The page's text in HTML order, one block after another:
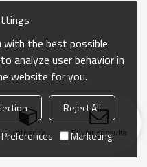
categoría Enviar consulta
with the best possible
analyze user behavior in
website for you.
Reject All
Preferences Marketing